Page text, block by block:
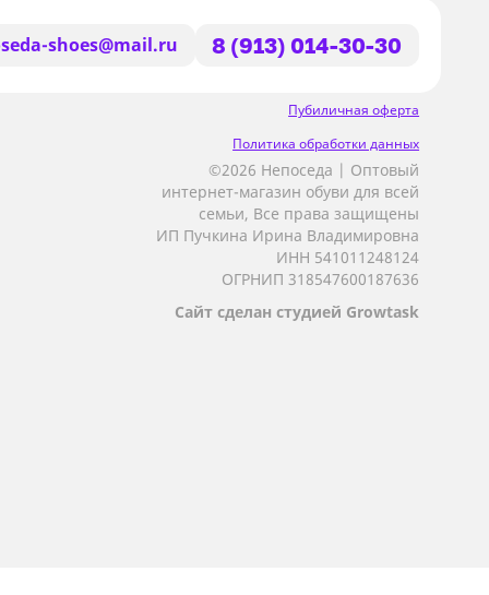
shoes@mail.ru 8 (913) 014-30-30
Пубиличная оферта
Политика обработки данных
©2026 Непоседа | Оптовый
интернет-магазин обуви для всей
семьи, Все права защищены
ИП Пучкина Ирина Владимировна
ИНН 541011248124
ОГРНИП 318547600187636
Сайт сделан студией Growtask